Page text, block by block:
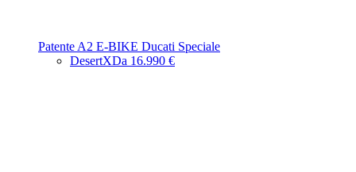
Patente A2 E-BIKE Ducati Speciale
DesertXDa 16.990 €